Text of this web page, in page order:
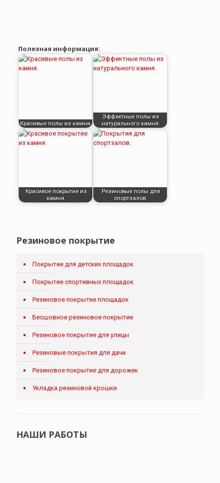
Полезная информация:
Красивые полы из камня.
Эффектные полы из
натурального камня.
Красивое покрытие из
камня.
Резиновые полы для
спортзалов.
Резиновое покрытие
Покрытие для детских площадок
Покрытие спортивных площадок
Резиновое покрытие площадок
Бесшовное резиновое покрытие
Резиновое покрытие для улицы
Резиновые покрытия для дачи
Резиновое покрытие для дорожек
Укладка резиновой крошки
НАШИ РАБОТЫ